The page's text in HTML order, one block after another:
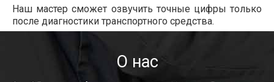
Наш мастер сможет озвучить точные цифры только
после диагностики транспортного средства.
О нас